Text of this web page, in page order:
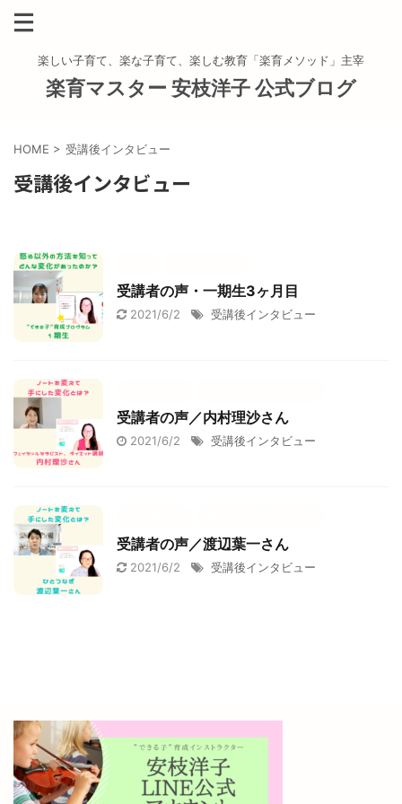
楽しい子育て、楽な子育て、楽しむ教育「楽育メソッド」主宰
楽育マスター 安枝洋子 公式ブログ
HOME > 受講後インタビュー
受講後インタビュー
受講者の声・一期生3ヶ月目
2021/6/2 受講後インタビュー
受講者の声／内村理沙さん
2021/6/2 受講後インタビュー
受講者の声／渡辺葉一さん
2021/6/2 受講後インタビュー